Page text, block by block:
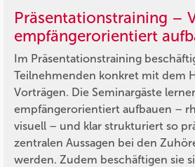
Präsentationstraining –
empfängerorientiert
Im Präsentationstraining
Teilnehmenden konkret mit dem
Vorträgen. Die Seminargäste
empfängerorientiert aufbauen –
visuell – und klar strukturiert so
zentralen Aussagen bei den
werden. Zudem beschäftigen sie